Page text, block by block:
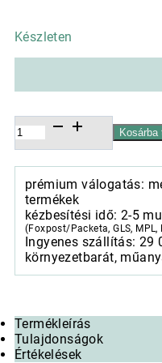
Készleten
Mercer
kerámia
alátét
türkizzöld
25cm,
mennyiség
Kosárba
prémium válogatás:
termékek
kézbesítési idő: 2-5
(Foxpost/Packeta, GLS,
Ingyenes szállítás: 29
környezetbarát,
Termékleírás
Tulajdonságok
Értékelések